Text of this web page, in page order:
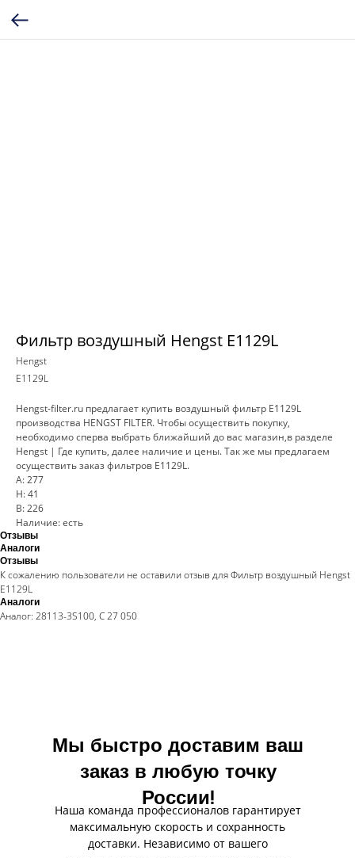
Фильтр воздушный Hengst E1129L
Hengst
E1129L
Hengst-filter.ru предлагает купить воздушный фильтр E1129L
производства HENGST FILTER. Чтобы осуществить покупку,
необходимо сперва выбрать ближайший до вас магазин,в разделе
Hengst | Где купить, далее наличие и цены. Так же мы предлагаем
осуществить заказ фильтров E1129L.
A: 277
H: 41
B: 226
Наличие: есть
Отзывы
Аналоги
Отзывы
К сожалению пользователи не оставили отзыв для Фильтр воздушный Hengst
E1129L
Аналоги
Аналог: 28113-3S100, C 27 050
Мы быстро доставим ваш
заказ в любую точку
России!
Наша команда профессионалов гарантирует
максимальную скорость и сохранность
доставки. Независимо от вашего